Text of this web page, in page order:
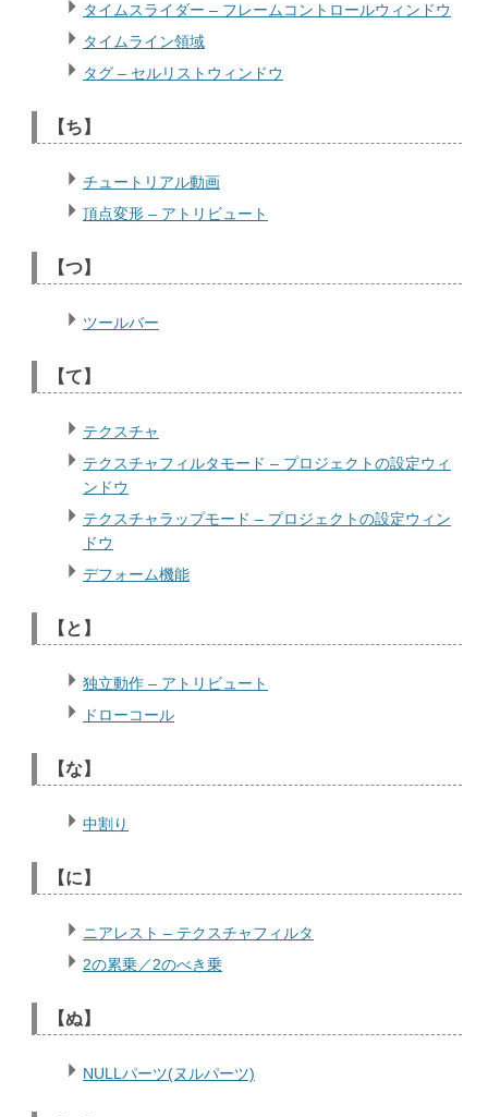
タイムスライダー – フレームコントロールウィンドウ
タイムライン領域
タグ – セルリストウィンドウ
【ち】
チュートリアル動画
頂点変形 – アトリビュート
【つ】
ツールバー
【て】
テクスチャ
テクスチャフィルタモード – プロジェクトの設定ウィ
ンドウ
テクスチャラップモード – プロジェクトの設定ウィン
ドウ
デフォーム機能
【と】
独立動作 – アトリビュート
ドローコール
【な】
中割り
【に】
ニアレスト – テクスチャフィルタ
2の累乗／2のべき乗
【ぬ】
NULLパーツ(ヌルパーツ)